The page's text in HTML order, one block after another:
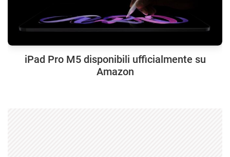
iPad Pro M5 disponibili ufficialmente su
Amazon